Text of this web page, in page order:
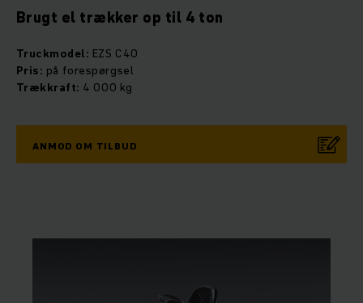
Brugt el trækker op til 4 ton
Truckmodel: EZS C40
Pris: på forespørgsel
Trækkraft: 4 000 kg
ANMOD OM TILBUD